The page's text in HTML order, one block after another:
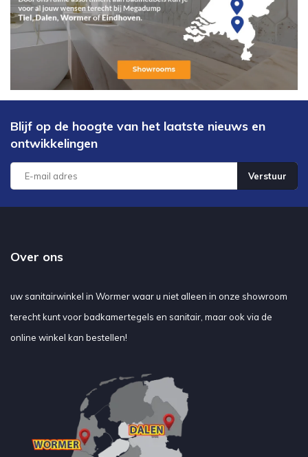
Blijf op de hoogte van het laatste nieuws en
ontwikkelingen
Verstuur
Over ons
uw sanitairwinkel in Wormer waar u niet alleen in onze showroom
terecht kunt voor badkamertegels en sanitair, maar ook via de
online winkel kan bestellen!